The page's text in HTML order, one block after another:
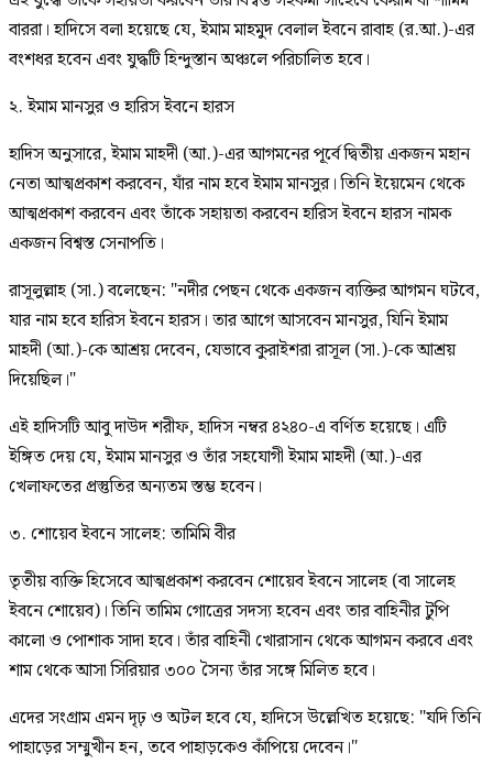
বাররা। হাদিসে বলা হয়েছে যে, ইমাম মাহমুদ বেলাল ইবনে রাবাহ (র.আ.)-এর
বংশধর হবেন এবং যুদ্ধটি হিন্দুস্তান অঞ্চলে পরিচালিত হবে।
২. ইমাম মানসুর ও হারিস ইবনে হারস
হাদিস অনুসারে, ইমাম মাহদী (আ.)-এর আগমনের পূর্বে দ্বিতীয় একজন মহান
নেতা আত্মপ্রকাশ করবেন, যাঁর নাম হবে ইমাম মানসুর। তিনি ইয়েমেন থেকে
আত্মপ্রকাশ করবেন এবং তাঁকে সহায়তা করবেন হারিস ইবনে হারস নামক
একজন বিশ্বস্ত সেনাপতি।
রাসূলুল্লাহ (সা.) বলেছেন: "নদীর পেছন থেকে একজন ব্যক্তির আগমন ঘটবে,
যার নাম হবে হারিস ইবনে হারস। তার আগে আসবেন মানসুর, যিনি ইমাম
মাহদী (আ.)-কে আশ্রয় দেবেন, যেভাবে কুরাইশরা রাসূল (সা.)-কে আশ্রয়
দিয়েছিল।"
এই হাদিসটি আবু দাউদ শরীফ, হাদিস নম্বর ৪২৪০-এ বর্ণিত হয়েছে। এটি
ইঙ্গিত দেয় যে, ইমাম মানসুর ও তাঁর সহযোগী ইমাম মাহদী (আ.)-এর
খেলাফতের প্রস্তুতির অন্যতম স্তম্ভ হবেন।
৩. শোয়েব ইবনে সালেহ: তামিমি বীর
তৃতীয় ব্যক্তি হিসেবে আত্মপ্রকাশ করবেন শোয়েব ইবনে সালেহ (বা সালেহ
ইবনে শোয়েব)। তিনি তামিম গোত্রের সদস্য হবেন এবং তার বাহিনীর টুপি
কালো ও পোশাক সাদা হবে। তাঁর বাহিনী খোরাসান থেকে আগমন করবে এবং
শাম থেকে আসা সিরিয়ার ৩০০ সৈন্য তাঁর সঙ্গে মিলিত হবে।
এদের সংগ্রাম এমন দৃঢ় ও অটল হবে যে, হাদিসে উল্লেখিত হয়েছে: "যদি তিনি
পাহাড়ের সম্মুখীন হন, তবে পাহাড়কেও কাঁপিয়ে দেবেন।"